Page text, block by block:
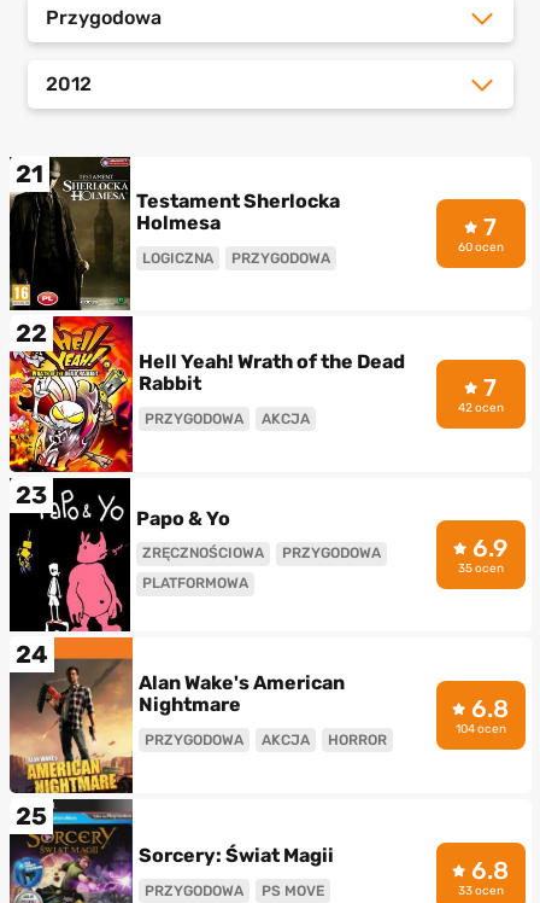
Przygodowa
2012
21
Testament Sherlocka
Holmesa
LOGICZNA PRZYGODOWA
7
60 ocen
22
Hell Yeah! Wrath of the Dead
Rabbit
PRZYGODOWA AKCJA
7
42 ocen
23
Papo & Yo
ZRĘCZNOŚCIOWA
PRZYGODOWA
PLATFORMOWA
6.9
35 ocen
24
Alan Wake's American
Nightmare
PRZYGODOWA AKCJA HORROR
6.8
104 ocen
25
Sorcery: Świat Magii
PRZYGODOWA PS MOVE
6.8
33 ocen